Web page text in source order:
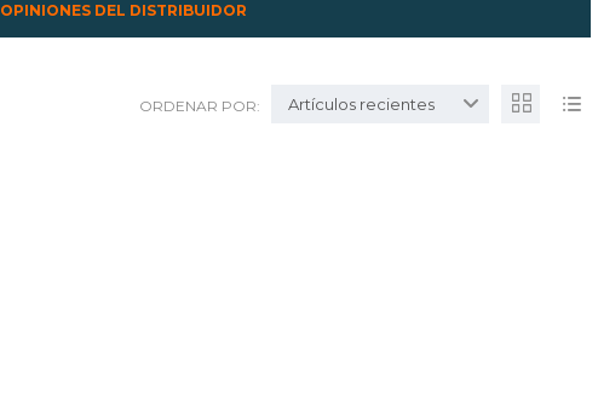
OPINIONES DEL DISTRIBUIDOR
ORDENAR POR: Artículos recientes